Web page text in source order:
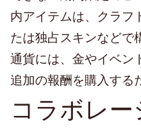
内アイテムは、クラフ
たは独占スキンなどで
通貨には、金やイベン
追加の報酬を購入する
コラボレ